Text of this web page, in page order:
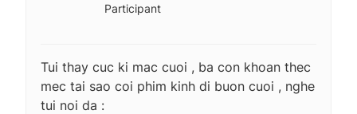
Participant
Tui thay cuc ki mac cuoi , ba con khoan thec
mec tai sao coi phim kinh di buon cuoi , nghe
tui noi da :